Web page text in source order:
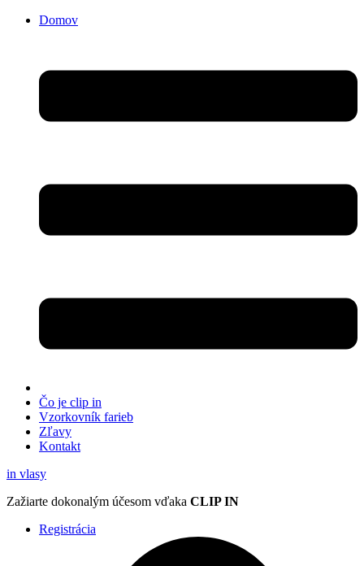
Domov
Čo je clip in
Vzorkovník farieb
Zľavy
Kontakt
in vlasy
Zažiarte dokonalým účesom vďaka CLIP IN
Registrácia